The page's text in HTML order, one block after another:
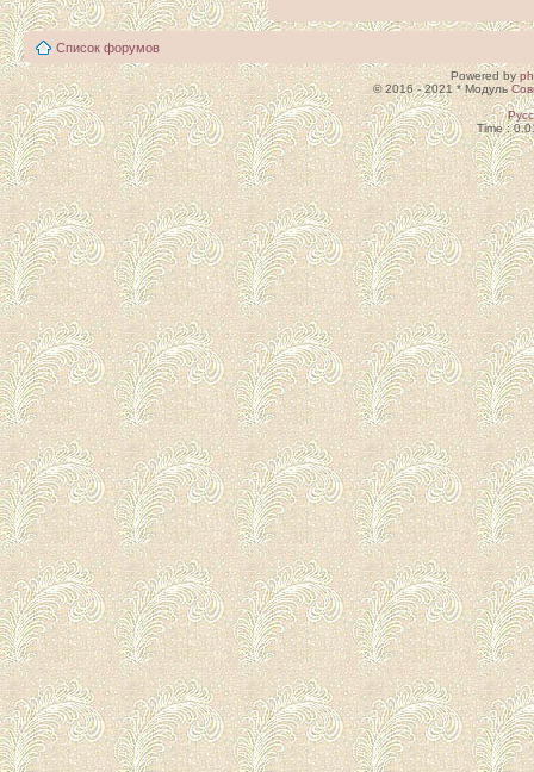
Список форумов
Powered by
© 2016 - 2021 * Модуль
Time :